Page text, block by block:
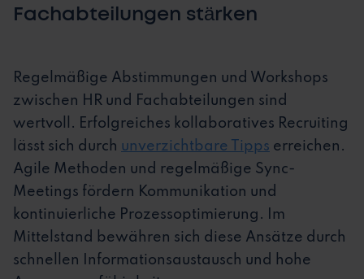
Fachabteilungen stärken
Regelmäßige Abstimmungen und Workshops
zwischen HR und Fachabteilungen sind
wertvoll. Erfolgreiches kollaboratives Recruiting
lässt sich durch unverzichtbare Tipps erreichen.
Agile Methoden und regelmäßige Sync-
Meetings fördern Kommunikation und
kontinuierliche Prozessoptimierung. Im
Mittelstand bewähren sich diese Ansätze durch
schnellen Informationsaustausch und hohe